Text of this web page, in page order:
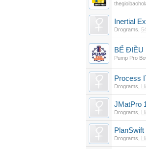
Inertial
Drograms
BỂ ĐIỀU
Pump Pro
Process
Drograms
JMatPro
Drograms
Drograms